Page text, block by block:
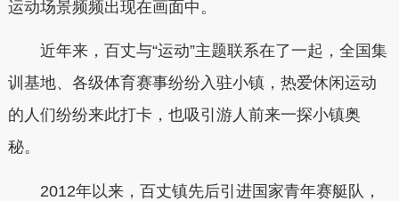
运动场景频频出现在画面中。
近年来，百丈与“运动”主题联系在了一起，全国集
训基地、各级体育赛事纷纷入驻小镇，热爱休闲运动
的人们纷纷来此打卡，也吸引游人前来一探小镇奥
秘。
2012年以来，百丈镇先后引进国家青年赛艇队，